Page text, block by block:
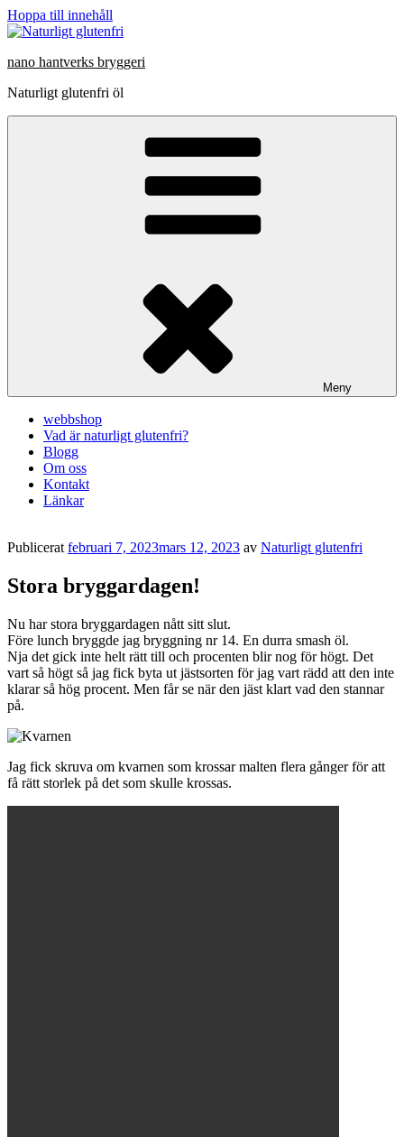
Hoppa till innehåll
nano hantverks bryggeri
Naturligt glutenfri öl
Meny
webbshop
Vad är naturligt glutenfri?
Blogg
Om oss
Kontakt
Länkar
Publicerat februari 7, 2023mars 12, 2023 av Naturligt glutenfri
Stora bryggardagen!
Nu har stora bryggardagen nått sitt slut.
Före lunch bryggde jag bryggning nr 14. En durra smash öl.
Nja det gick inte helt rätt till och procenten blir nog för högt. Det
vart så högt så jag fick byta ut jästsorten för jag vart rädd att den inte
klarar så hög procent. Men får se när den jäst klart vad den stannar
på.
Jag fick skruva om kvarnen som krossar malten flera gånger för att
få rätt storlek på det som skulle krossas.